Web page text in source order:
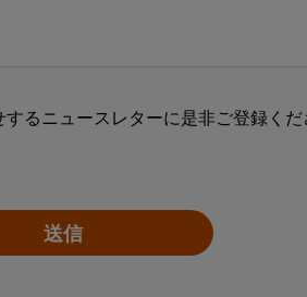
るニュースレターに是非ご登録く
送信